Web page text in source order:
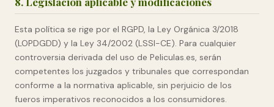
Esta política se rige por el RGPD, la Ley Orgánica 3/2018
(LOPDGDD) y la Ley 34/2002 (LSSI-CE). Para cualquier
controversia derivada del uso de Peliculas.es, serán
competentes los juzgados y tribunales que correspondan
conforme a la normativa aplicable, sin perjuicio de los
fueros imperativos reconocidos a los consumidores.